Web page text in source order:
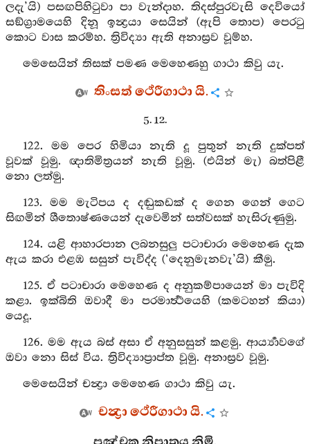
ලදැ’යි) පසඟපිහිටුවා පා වැන්දාහ. තිදස්පුරවැසි දෙවියෝ
සඞ්ග්‍රාමයෙහි දිනූ ඉන්‍ද්‍රයා සෙයින් (ඇපි තොප) පෙරටු
කොට වාස කරම්හ. ත්‍රිවිද්‍යා ඇති අනාස්‍රව වූම්හ.
මෙසෙයින් තිසක් පමණ මෙහෙණහු ගාථා කිවු යැ.
තිංසත් ථේරීගාථා යි.
5. 12.
122. මම පෙර හිමියා නැති දූ පුතුන් නැති දුක්පත්
වූවක් වූමු. ඥාතිමිත්‍රයන් නැති වූමු. (එයින් මැ) බත්පිළී
නො ලත්මු.
123. මම මැටිපය ද දඬුකඩක් ද ගෙන ගෙන් ගෙට
සිඟමින් ශීතොෂ්ණයෙන් දැවෙමින් සත්වසක් හැසිරුණුමු.
124. යළි ආහාරපාන ලබනසුලු පටාචාරා මෙහෙණ දැක
ඇය කරා එළඹ සසුන් පැවිද්ද (‘දෙනුමැනවැ’යි) කීමු.
125. ඒ පටාචාරා මෙහෙණ ද අනුකම්පායෙන් මා පැවිදි
කළා. ඉක්බිති ඔවාදී මා පරමාර්‍ත්‍ථයෙහි (කමටහන් කියා)
යෙදූ.
126. මම ඇය බස් අසා ඒ අනුසසුන් කළමු. ආර්‍ය්‍යාවගේ
ඔවා නො සිස් විය. ත්‍රිවිද්‍යාප්‍රාප්ත වූමු. අනාස්‍රව වූමු.
මෙසෙයින් චන්‍ද්‍රා මෙහෙණ ගාථා කිවු යැ.
චන්‍ද්‍රා ථේරීගාථා යි.